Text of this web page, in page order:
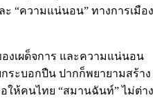
“ความแน่นอน” ทางการเมือง
งเผด็จการ และความแน่นอน
ระบอกปืน ปากก็พยายามสร้าง
ให้คนไทย “สมานฉันท์” ไม่ต่าง